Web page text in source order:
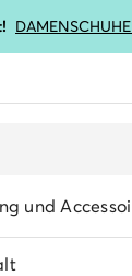
DAMENSCHUHE
und